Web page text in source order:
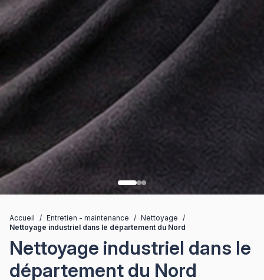
Accueil / Entretien - maintenance / Nettoyage /
Nettoyage industriel dans le département du Nord
Nettoyage industriel dans le
département du Nord